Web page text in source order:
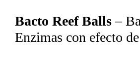
Bacto Reef Balls–
Enzimas con efecto